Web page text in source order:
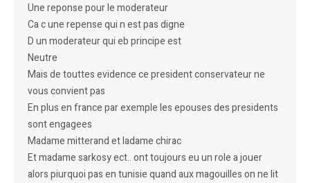
Une reponse pour le moderateur
Ca c une repense qui n est pas digne
D un moderateur qui eb principe est
Neutre
Mais de touttes evidence ce president conservateur ne
vous convient pas
En plus en france par exemple les epouses des presidents
sont engagees
Madame mitterand et ladame chirac
Et madame sarkosy ect.. ont toujours eu un role a jouer
alors piurquoi pas en tunisie quand aux magouilles on ne lit